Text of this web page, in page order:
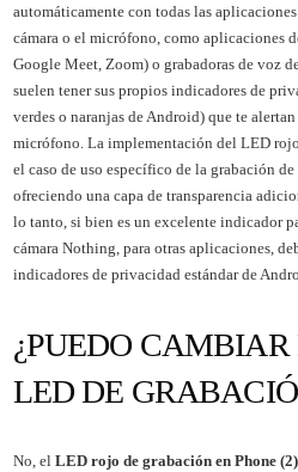
automáticamente con todas las
cámara o el micrófono, como aplicaciones
Google Meet, Zoom) o grabadoras de voz
suelen tener sus propios indicadores de
verdes o naranjas de Android) que te
micrófono. La implementación del LED
el caso de uso específico de la grabación
ofreciendo una capa de transparencia
lo tanto, si bien es un excelente indicador
cámara Nothing, para otras aplicaciones,
indicadores de privacidad estándar de
¿PUEDO
LED DE
No, el LED rojo de grabación en Phone (2)